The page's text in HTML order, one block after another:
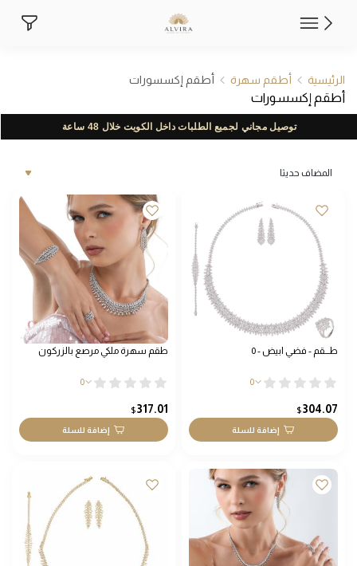
الرئيسية أطقم سهرة أطقم إكسسورات
أطقم إكسسورات
طقم اكسسوار سهرة راقي من موقع
جمال متكامل وسحر لا مثيل له في أروع تشكيلة أطقم إكسسوار
توصيل مجاني لجميع الطلبات داخل الكويت خلال 48 ساعة
المضاف حديثا
طـــقم - فضي ابيض - 0
0
304.07
$
إضافة للسلة
طقم سهرة ملكي مرصع بالزركون
0
317.01
$
إضافة للسلة